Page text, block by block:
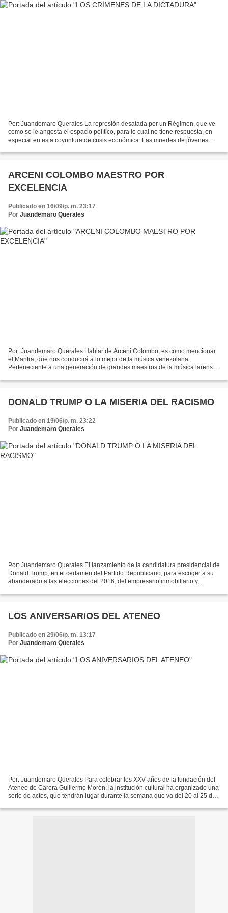
Por: Juandemaro Querales La represión desatada por un Régimen, que ve
como se le angosta el espacio político, para lo cual no tiene respuesta, en
especial en esta coyuntura de crisis económica. Las muertes de jóvenes
ARCENI COLOMBO MAESTRO POR
EXCELENCIA
Publicado en 16/09/p. m. 23:17
Por Juandemaro Querales
Por: Juandemaro Querales Hablar de Arceni Colombo, es como mencionar
el Mantra, que nos conducirá a lo mejor de la música venezolana.
Perteneciente a una generación de grandes maestros de la música larense.
DONALD TRUMP O LA MISERIA DEL RACISMO
Publicado en 19/06/p. m. 23:22
Por Juandemaro Querales
Por: Juandemaro Querales El lanzamiento de la candidatura presidencial de
Donald Trump, en el certamen del Partido Republicano, para escoger a su
abanderado a las elecciones del 2016; del empresario inmobiliario y
LOS ANIVERSARIOS DEL ATENEO
Publicado en 29/06/p. m. 13:17
Por Juandemaro Querales
Por: Juandemaro Querales Para celebrar los XXV años de la fundación del
Ateneo de Carora Guillermo Morón; la institución cultural ha organizado una
serie de actos, que tendrán lugar durante la semana que va del 20 al 25 de